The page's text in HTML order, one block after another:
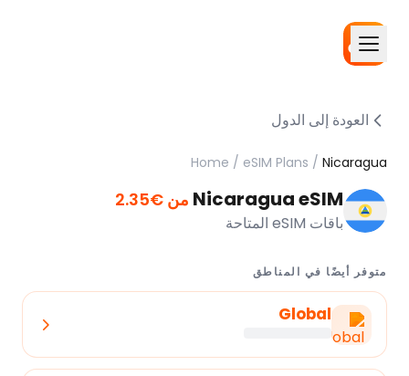
العودة إلى الدول
Home / eSIM Plans / Nicaragua
Nicaragua eSIM من €2.35
باقات eSIM المتاحة
متوفر أيضًا في المناطق
Global